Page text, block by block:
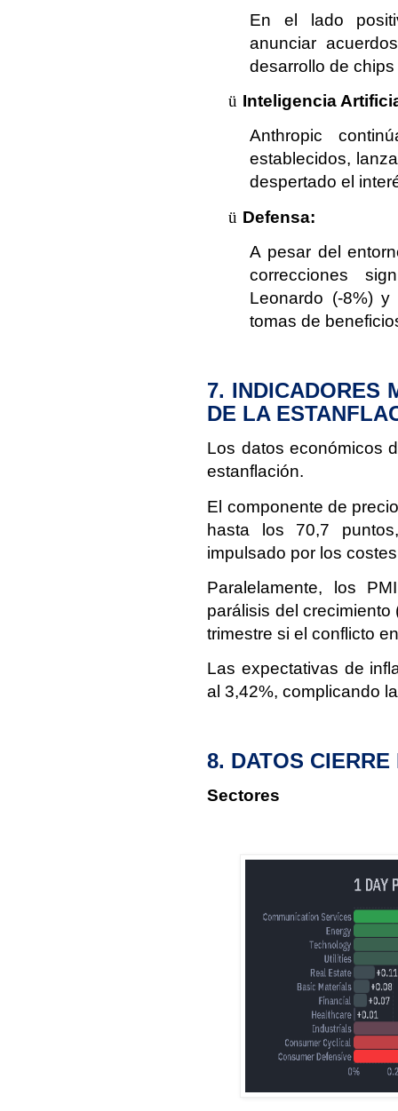
En el lado
anunciar
desarrollo de
ü Inteligencia
Anthropic
establecidos,
despertado el
ü Defensa:
A pesar del
correcciones
Leonardo (-8%) y
tomas de
7. INDICADORES
DE LA
Los datos económicos
estanflación.
El componente de
hasta los 70,7
impulsado por los
Paralelamente, los
parálisis del
trimestre si el conflicto
Las expectativas de
al 3,42%, complicando
8. DATOS
Sectores